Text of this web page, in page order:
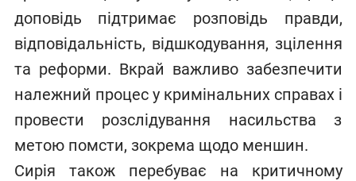
доповідь підтримає розповідь правди,
відповідальність, відшкодування, зцілення
та реформи. Вкрай важливо забезпечити
належний процес у кримінальних справах і
провести розслідування насильства з
метою помсти, зокрема щодо меншин.
Сирія також перебуває на критичному